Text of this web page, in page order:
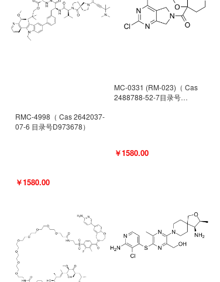
RMC-4998（ Cas 2642037-
07-6 目录号D973678）
￥1580.00
MC-0331 (RM-023)（ Cas
2488788-52-7目录号
￥1580.00